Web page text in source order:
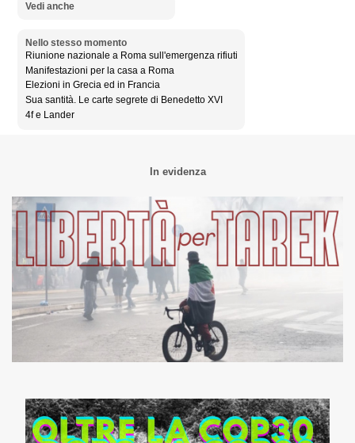
Vedi anche
Nello stesso momento
Riunione nazionale a Roma sull'emergenza rifiuti
Manifestazioni per la casa a Roma
Elezioni in Grecia ed in Francia
Sua santità. Le carte segrete di Benedetto XVI
4f e Lander
In evidenza